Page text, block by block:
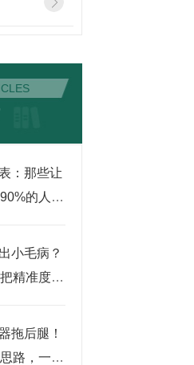
：那些让
的人还
小毛病？
精准度稳
拖后腿！
路，一文